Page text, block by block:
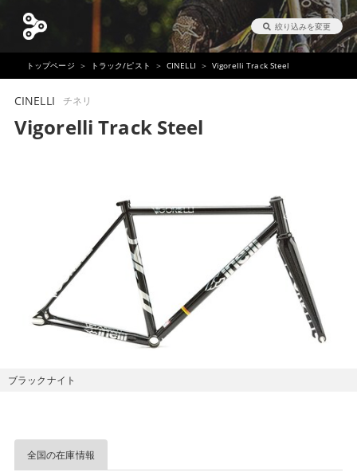
絞り込みを変更
トップページ トラック/ピスト CINELLI Vigorelli Track Steel
ブラックナイト
CINELLI チネリ
Vigorelli Track Steel
全国の在庫情報